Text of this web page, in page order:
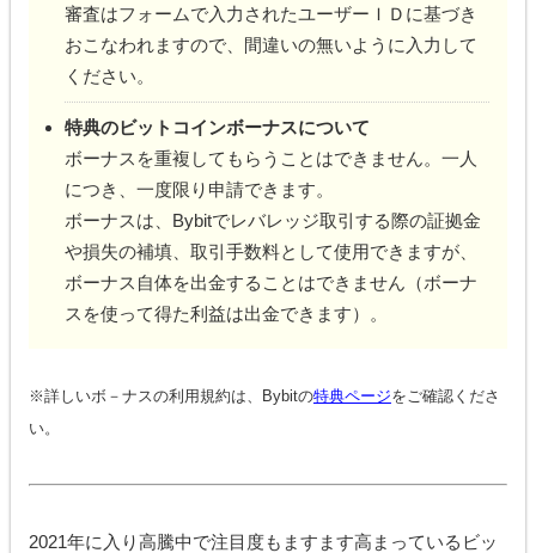
審査はフォームで入力されたユーザーＩＤに基づき
おこなわれますので、間違いの無いように入力して
ください。
特典のビットコインボーナスについて
ボーナスを重複してもらうことはできません。一人
につき、一度限り申請できます。
ボーナスは、Bybitでレバレッジ取引する際の証拠金
や損失の補填、取引手数料として使用できますが、
ボーナス自体を出金することはできません（ボーナ
スを使って得た利益は出金できます）。
※詳しいボ－ナスの利用規約は、Bybitの特典ページをご確認くださ
い。
2021年に入り高騰中で注目度もますます高まっているビッ